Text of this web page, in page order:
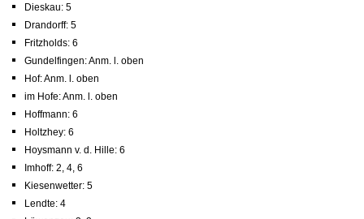
Dieskau: 5
Drandorff: 5
Fritzholds: 6
Gundelfingen: Anm. l. oben
Hof: Anm. l. oben
im Hofe: Anm. l. oben
Hoffmann: 6
Holtzhey: 6
Hoysmann v. d. Hille: 6
Imhoff: 2, 4, 6
Kiesenwetter: 5
Lendte: 4